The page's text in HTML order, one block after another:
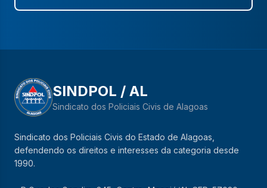
SINDPOL / AL
Sindicato dos Policiais Civis de Alagoas
Sindicato dos Policiais Civis do Estado de Alagoas,
defendendo os direitos e interesses da categoria desde
1990.